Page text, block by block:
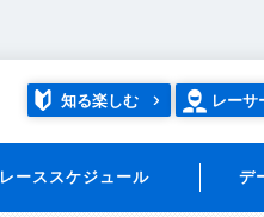
知る楽しむ レーサ
レーススケジュール デ